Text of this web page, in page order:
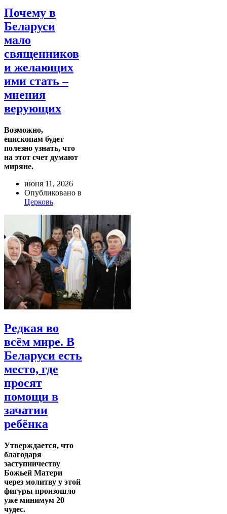
Почему в
Беларуси
мало
священников
и желающих
ими стать –
мнения
верующих
Возможно,
епископам будет
полезно узнать, что
на этот счет думают
миряне.
июня 11, 2026
Опубликовано в
Церковь
Редкая во
всём мире. В
Беларуси есть
место, где
просят
помощи в
зачатии
ребёнка
Утверждается, что
благодаря
заступничеству
Божьей Матери
через молитву у этой
фигуры произошло
уже минимум 20
чудес.